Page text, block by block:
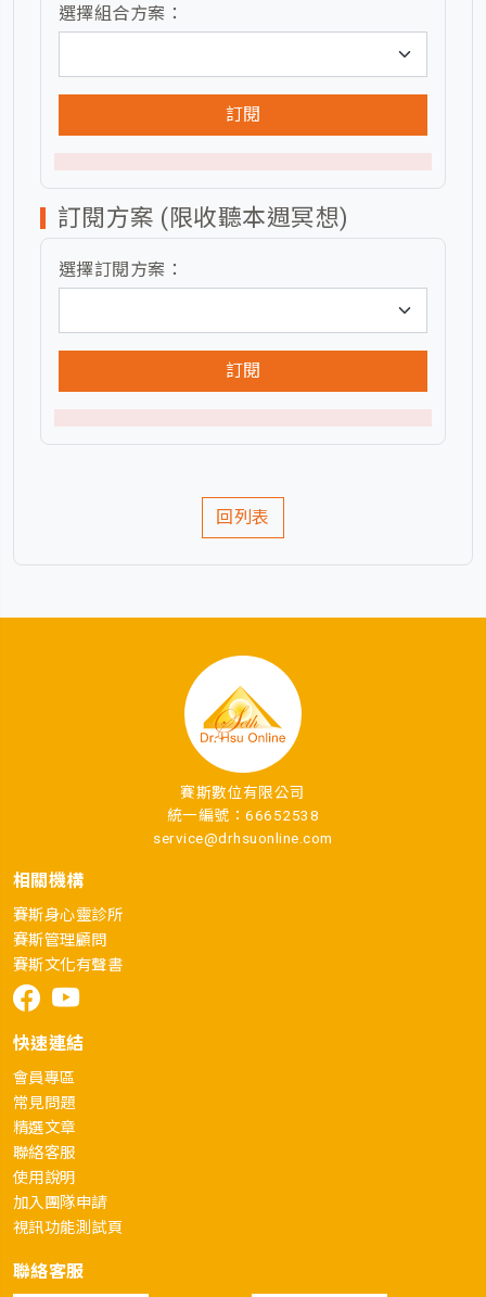
選擇組合方案：
訂閱
訂閱方案 (限收聽本週冥想)
選擇訂閱方案：
訂閱
回列表
賽斯數位有限公司
統一編號：66652538
service@drhsuonline.com
相關機構
賽斯身心靈診所
賽斯管理顧問
賽斯文化有聲書
快速連結
會員專區
常見問題
精選文章
聯絡客服
使用說明
加入團隊申請
視訊功能測試頁
聯絡客服